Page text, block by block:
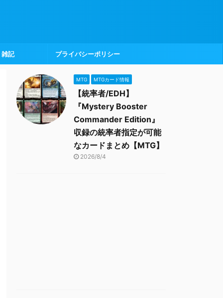
雑記 プライバシーポリシー
MTG MTGカード情報
【統率者/EDH】
『Mystery Booster
Commander Edition』
収録の統率者指定が可能
なカードまとめ【MTG】
2026/8/4